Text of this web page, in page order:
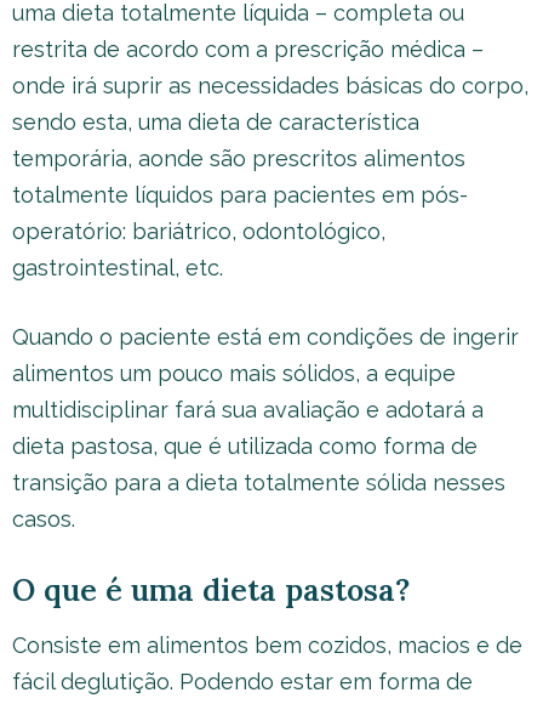
uma dieta totalmente líquida – completa ou
restrita de acordo com a prescrição médica –
onde irá suprir as necessidades básicas do corpo,
sendo esta, uma dieta de característica
temporária, aonde são prescritos alimentos
totalmente líquidos para pacientes em pós-
operatório: bariátrico, odontológico,
gastrointestinal, etc.
Quando o paciente está em condições de ingerir
alimentos um pouco mais sólidos, a equipe
multidisciplinar fará sua avaliação e adotará a
dieta pastosa, que é utilizada como forma de
transição para a dieta totalmente sólida nesses
casos.
O que é uma dieta pastosa?
Consiste em alimentos bem cozidos, macios e de
fácil deglutição. Podendo estar em forma de